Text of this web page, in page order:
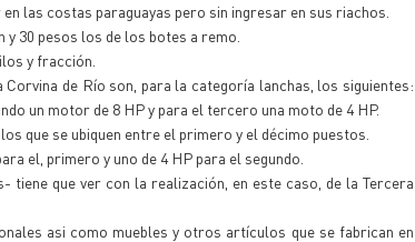
las costas paraguayas pero sin ingresar en sus riachos.
30 pesos los de los botes a remo.
y fracción.
de Río son, para la categoría lanchas, los siguientes:
un motor de 8 HP y para el tercero una moto de 4 HP.
que se ubiquen entre el primero y el décimo puestos.
el, primero y uno de 4 HP para el segundo.
que ver con la realización, en este caso, de la Tercera
asi como muebles y otros artículos que se fabrican en